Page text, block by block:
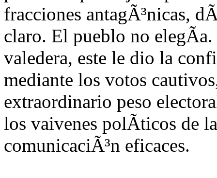
fracciones antagÃ³nicas,
claro. El pueblo no
valedera, este le dio la
mediante los votos
extraordinario peso
los vaivenes polÃ­ticos de
comunicaciÃ³n eficaces.